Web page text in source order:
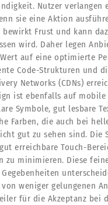
Nutzer verlangen
sie eine Aktion
bewirkt Frust und kann
wird. Daher legen
auf eine optimierte
Code-Strukturen und
Networks (CDNs)
ist ebenfalls auf mobile
Symbole, gut lesbare
Farben, die auch bei
gut zu sehen sind. Die
erreichbare Touch-
zu minimieren. Diese
weniger gelungenen
für die Akzeptanz bei